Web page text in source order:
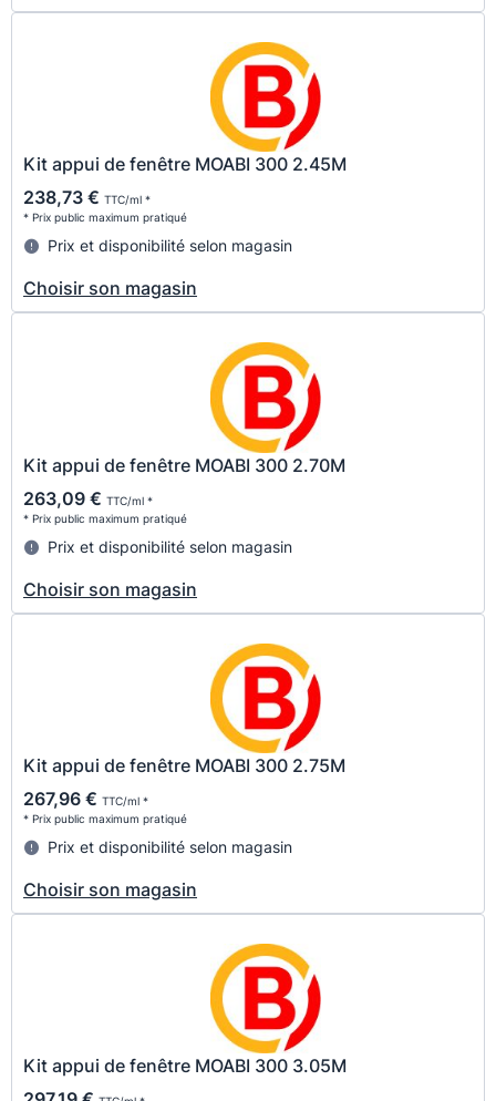
Kit appui de fenêtre MOABI 300 2.45M
238,73 € TTC/ml *
* Prix public maximum pratiqué
Prix et disponibilité selon magasin
Choisir son magasin
Kit appui de fenêtre MOABI 300 2.70M
263,09 € TTC/ml *
* Prix public maximum pratiqué
Prix et disponibilité selon magasin
Choisir son magasin
Kit appui de fenêtre MOABI 300 2.75M
267,96 € TTC/ml *
* Prix public maximum pratiqué
Prix et disponibilité selon magasin
Choisir son magasin
Kit appui de fenêtre MOABI 300 3.05M